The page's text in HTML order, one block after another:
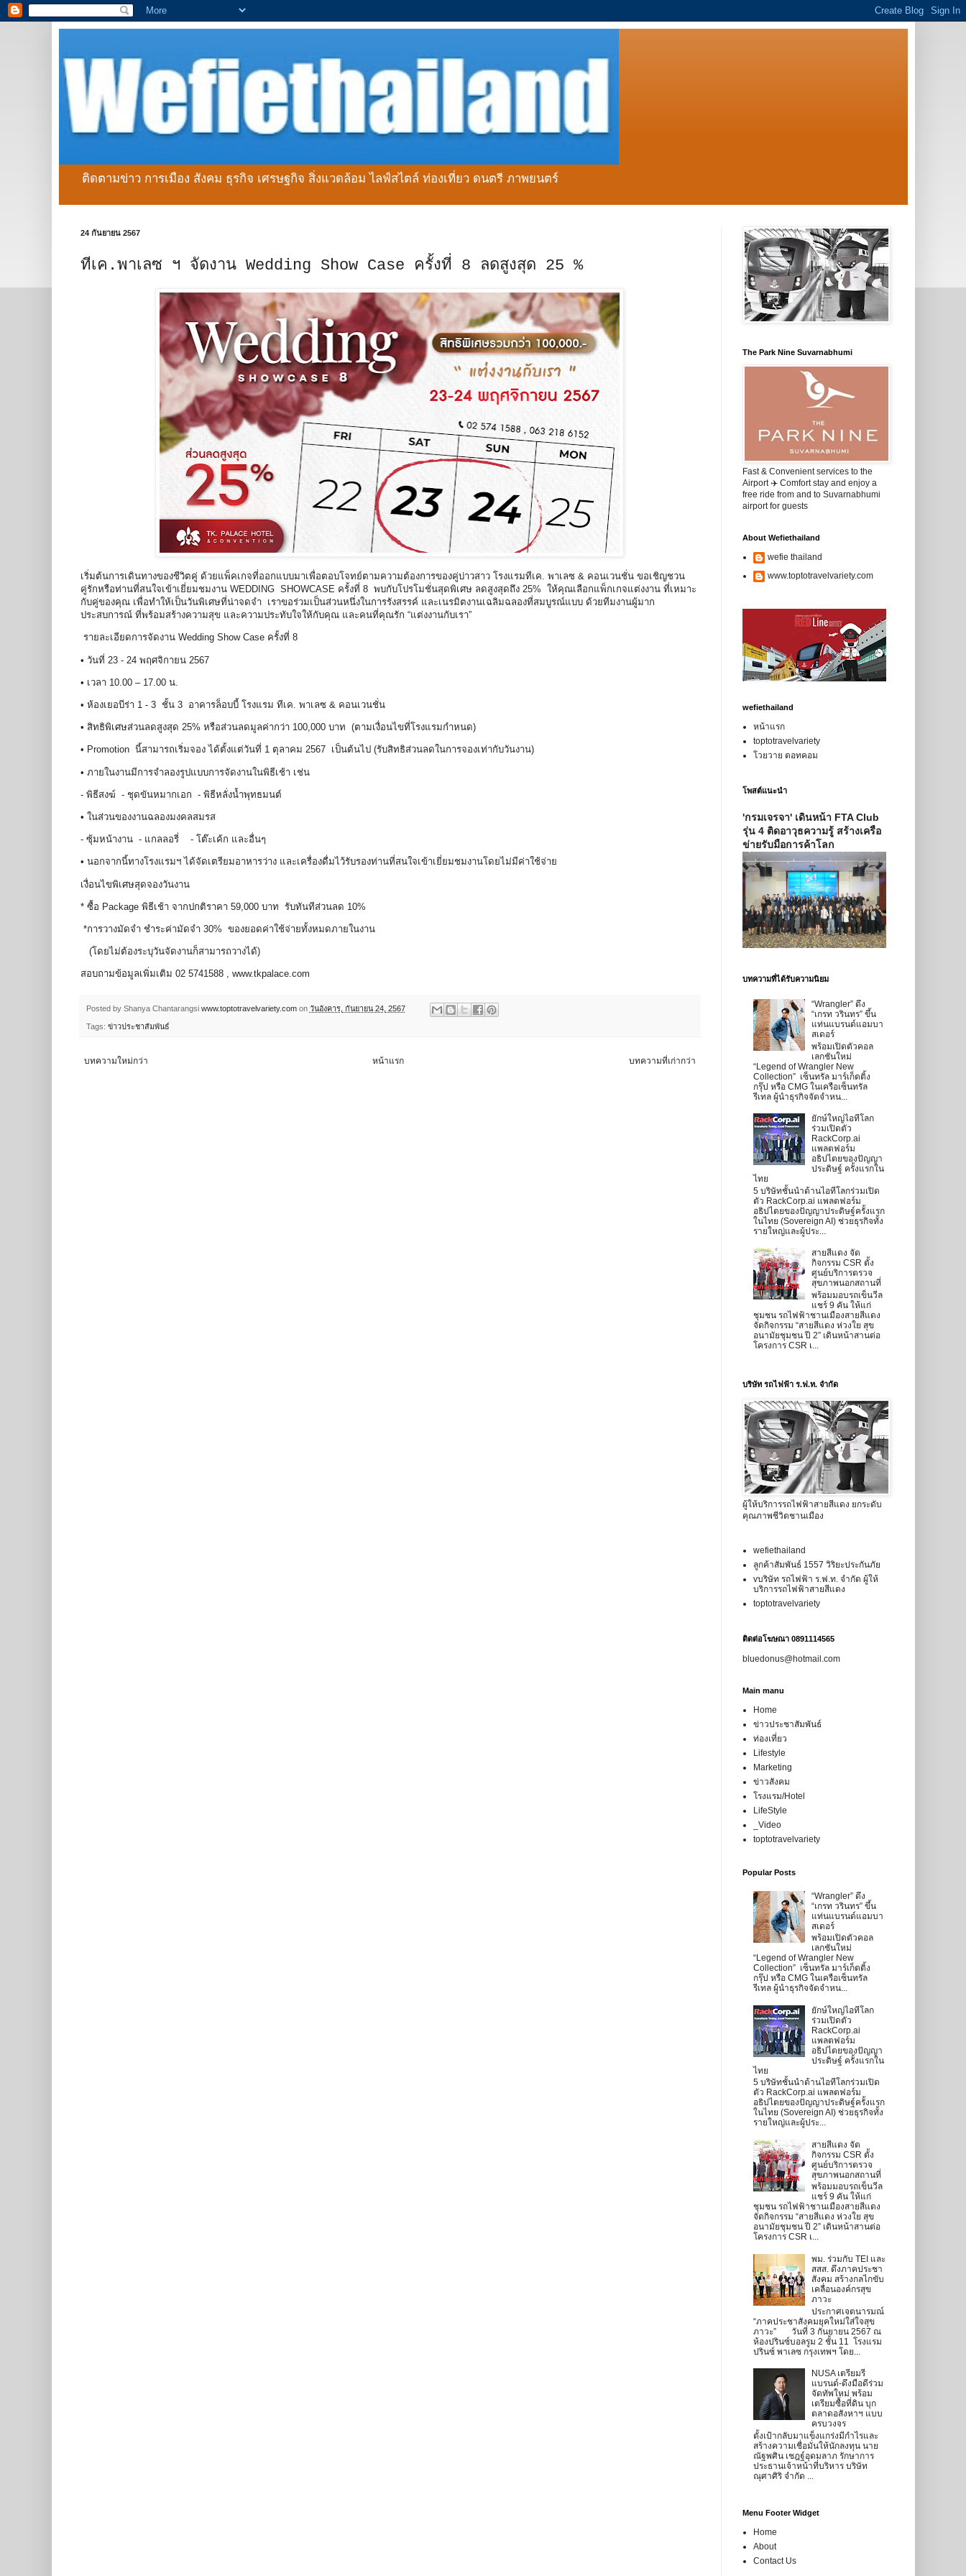
ติดตามข่าว การเมือง สังคม ธุรกิจ เศรษฐกิจ สิ่งแวดล้อม ไลฟ์สไตล์ ท่องเที่ยว ดนตรี ภาพยนตร์
24 กันยายน 2567
ทีเค.พาเลซ ฯ จัดงาน Wedding Show Case ครั้งที่ 8 ลดสูงสุด 25 %
เริ่มต้นการเดินทางของชีวิตคู่ ด้วยแพ็คเกจที่ออกแบบมาเพื่อตอบโจทย์ตามความต้องการของคู่บ่าวสาว โรงแรมทีเค. พาเลซ & คอนเวนชั่น ขอเชิญชวน
คู่รักหรือท่านที่สนใจเข้าเยี่ยมชมงาน WEDDING SHOWCASE ครั้งที่ 8 พบกับโปรโมชั่นสุดพิเศษ ลดสูงสุดถึง 25% ให้คุณเลือกแพ็กเกจแต่งงาน ที่เหมาะ
กับคู่ของคุณ เพื่อทำให้เป็นวันพิเศษที่น่าจดจำ เราขอร่วมเป็นส่วนหนึ่งในการรังสรรค์ และเนรมิตงานเฉลิมฉลองที่สมบูรณ์แบบ ด้วยทีมงานผู้มาก
ประสบการณ์ ที่พร้อมสร้างความสุข และความประทับใจให้กับคุณ และคนที่คุณรัก “แต่งงานกับเรา”
รายละเอียดการจัดงาน Wedding Show Case ครั้งที่ 8
• วันที่ 23 - 24 พฤศจิกายน 2567
• เวลา 10.00 – 17.00 น.
• ห้องเยอบีร่า 1 - 3 ชั้น 3 อาคารล็อบบี้ โรงแรม ทีเค. พาเลซ & คอนเวนชั่น
• สิทธิพิเศษส่วนลดสูงสุด 25% หรือส่วนลดมูลค่ากว่า 100,000 บาท (ตามเงื่อนไขที่โรงแรมกำหนด)
• Promotion นี้สามารถเริ่มจอง ได้ตั้งแต่วันที่ 1 ตุลาคม 2567 เป็นต้นไป (รับสิทธิส่วนลดในการจองเท่ากับวันงาน)
• ภายในงานมีการจำลองรูปแบบการจัดงานในพิธีเช้า เช่น
- พิธีสงฆ์ - ชุดขันหมากเอก - พิธีหลั่งน้ำพุทธมนต์
• ในส่วนของงานฉลองมงคลสมรส
- ซุ้มหน้างาน - แกลลอรี่ - โต๊ะเค้ก และอื่นๆ
• นอกจากนี้ทางโรงแรมฯ ได้จัดเตรียมอาหารว่าง และเครื่องดื่มไว้รับรองท่านที่สนใจเข้าเยี่ยมชมงานโดยไม่มีค่าใช้จ่าย
เงื่อนไขพิเศษสุดจองวันงาน
* ซื้อ Package พิธีเช้า จากปกติราคา 59,000 บาท รับทันทีส่วนลด 10%
*การวางมัดจำ ชำระค่ามัดจำ 30% ของยอดค่าใช้จ่ายทั้งหมดภายในงาน
(โดยไม่ต้องระบุวันจัดงานก็สามารถวางได้)
สอบถามข้อมูลเพิ่มเติม 02 5741588 , www.tkpalace.com
Posted by Shanya Chantarangsi www.toptotravelvariety.com on วันอังคาร, กันยายน 24, 2567
Tags: ข่าวประชาสัมพันธ์
บทความใหม่กว่า บทความที่เก่ากว่า
หน้าแรก
The Park Nine Suvarnabhumi
Fast & Convenient services to the
Airport ✈️ Comfort stay and enjoy a
free ride from and to Suvarnabhumi
airport for guests
About Wefiethailand
wefie thailand
www.toptotravelvariety.com
wefiethailand
หน้าแรก
toptotravelvariety
โวยวาย ดอทคอม
โพสต์แนะนำ
'กรมเจรจา' เดินหน้า FTA Club
รุ่น 4 ติดอาวุธความรู้ สร้างเครือ
ข่ายรับมือการค้าโลก
บทความที่ได้รับความนิยม
“Wrangler” ดึง
“เกรท วรินทร” ขึ้น
แท่นแบรนด์แอมบา
สเดอร์
พร้อมเปิดตัวคอล
เลกชันใหม่
“Legend of Wrangler New
Collection” เซ็นทรัล มาร์เก็ตติ้ง
กรุ๊ป หรือ CMG ในเครือเซ็นทรัล
รีเทล ผู้นำธุรกิจจัดจำหน...
ยักษ์ใหญ่ไอทีโลก
ร่วมเปิดตัว
RackCorp.ai
แพลตฟอร์ม
อธิปไตยของปัญญา
ประดิษฐ์ ครั้งแรกใน
ไทย
5 บริษัทชั้นนำด้านไอทีโลกร่วมเปิด
ตัว RackCorp.ai แพลตฟอร์ม
อธิปไตยของปัญญาประดิษฐ์ครั้งแรก
ในไทย (Sovereign AI) ช่วยธุรกิจทั้ง
รายใหญ่และผู้ประ...
สายสีแดง จัด
กิจกรรม CSR ตั้ง
ศูนย์บริการตรวจ
สุขภาพนอกสถานที่
พร้อมมอบรถเข็นวีล
แชร์ 9 คัน ให้แก่
ชุมชน รถไฟฟ้าชานเมืองสายสีแดง
จัดกิจกรรม “สายสีแดง ห่วงใย สุข
อนามัยชุมชน ปี 2” เดินหน้าสานต่อ
โครงการ CSR เ...
บริษัท รถไฟฟ้า ร.ฟ.ท. จำกัด
ผู้ให้บริการรถไฟฟ้าสายสีแดง ยกระดับ
คุณภาพชีวิตชานเมือง
wefiethailand
ลูกค้าสัมพันธ์ 1557 วิริยะประกันภัย
vบริษัท รถไฟฟ้า ร.ฟ.ท. จำกัด ผู้ให้
บริการรถไฟฟ้าสายสีแดง
toptotravelvariety
ติดต่อโฆษณา 0891114565
bluedonus@hotmail.com
Main manu
Home
ข่าวประชาสัมพันธ์
ท่องเที่ยว
Lifestyle
Marketing
ข่าวสังคม
โรงแรม/Hotel
LifeStyle
_Video
toptotravelvariety
Popular Posts
“Wrangler” ดึง
“เกรท วรินทร” ขึ้น
แท่นแบรนด์แอมบา
สเดอร์
พร้อมเปิดตัวคอล
เลกชันใหม่
“Legend of Wrangler New
Collection” เซ็นทรัล มาร์เก็ตติ้ง
กรุ๊ป หรือ CMG ในเครือเซ็นทรัล
รีเทล ผู้นำธุรกิจจัดจำหน...
ยักษ์ใหญ่ไอทีโลก
ร่วมเปิดตัว
RackCorp.ai
แพลตฟอร์ม
อธิปไตยของปัญญา
ประดิษฐ์ ครั้งแรกใน
ไทย
5 บริษัทชั้นนำด้านไอทีโลกร่วมเปิด
ตัว RackCorp.ai แพลตฟอร์ม
อธิปไตยของปัญญาประดิษฐ์ครั้งแรก
ในไทย (Sovereign AI) ช่วยธุรกิจทั้ง
รายใหญ่และผู้ประ...
สายสีแดง จัด
กิจกรรม CSR ตั้ง
ศูนย์บริการตรวจ
สุขภาพนอกสถานที่
พร้อมมอบรถเข็นวีล
แชร์ 9 คัน ให้แก่
ชุมชน รถไฟฟ้าชานเมืองสายสีแดง
จัดกิจกรรม “สายสีแดง ห่วงใย สุข
อนามัยชุมชน ปี 2” เดินหน้าสานต่อ
โครงการ CSR เ...
พม. ร่วมกับ TEI และ
สสส. ดึงภาคประชา
สังคม สร้างกลไกขับ
เคลื่อนองค์กรสุข
ภาวะ
ประกาศเจตนารมณ์
“ภาคประชาสังคมยุคใหม่ใส่ใจสุข
ภาวะ” วันที่ 3 กันยายน 2567 ณ
ห้องปรินซ์บอลรูม 2 ชั้น 11 โรงแรม
ปรินซ์ พาเลซ กรุงเทพฯ โดย...
NUSA เตรียมรี
แบรนด์-ดึงมือดีร่วม
จัดทัพใหม่ พร้อม
เตรียมซื้อที่ดิน บุก
ตลาดอสังหาฯ แบบ
ครบวงจร
ตั้งเป้ากลับมาแข็งแกร่งมีกำไรและ
สร้างความเชื่อมั่นให้นักลงทุน นาย
ณัฐพศิน เชฎฐ์อุดมลาภ รักษาการ
ประธานเจ้าหน้าที่บริหาร บริษัท
ณุศาศิริ จำกัด ...
Menu Footer Widget
Home
About
Contact Us